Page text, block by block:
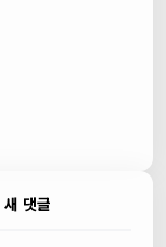
새 댓글